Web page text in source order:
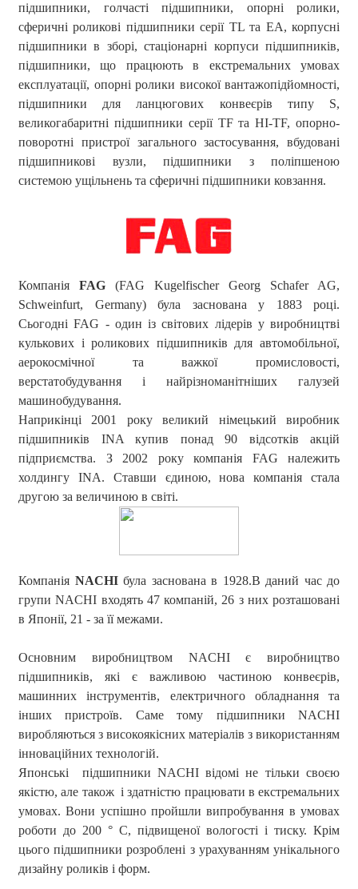
підшипники, голчасті підшипники, опорні ролики,
сферичні роликові підшипники серії TL та EA, корпусні
підшипники в зборі, стаціонарні корпуси підшипників,
підшипники, що працюють в екстремальних умовах
експлуатації, опорні ролики високої вантажопідйомності,
підшипники для ланцюгових конвеєрів типу S,
великогабаритні підшипники серії TF та HI-TF, опорно-
поворотні пристрої загального застосування, вбудовані
підшипникові вузли, підшипники з поліпшеною
системою ущільнень та сферичні підшипники ковзання.
Компанія FAG (FAG Kugelfischer Georg Schafer AG,
Schweinfurt, Germany) була заснована у 1883 році.
Сьогодні FAG - один із світових лідерів у виробництві
кулькових і роликових підшипників для автомобільної,
аерокосмічної та важкої промисловості,
верстатобудування і найрізноманітніших галузей
машинобудування.
Наприкінці 2001 року великий німецький виробник
підшипників INA купив понад 90 відсотків акцій
підприємства. З 2002 року компанія FAG належить
холдингу INA. Ставши єдиною, нова компанія стала
другою за величиною в світі.
Компанія NACHIбула заснована в 1928.В даний час до
групи NACHI входять 47 компаній, 26 з них розташовані
в Японії, 21 - за її межами.
Основним виробництвом NACHI є виробництво
підшипників, які є важливою частиною конвеєрів,
машинних інструментів, електричного обладнання та
інших пристроїв. Саме тому підшипники NACHI
виробляються з високоякісних матеріалів з використанням
інноваційних технологій.
Японські підшипники NACHI відомі не тільки своєю
якістю, але також і здатністю працювати в екстремальних
умовах. Вони успішно пройшли випробування в умовах
роботи до 200 ° C, підвищеної вологості і тиску. Крім
цього підшипники розроблені з урахуванням унікального
дизайну роликів і форм.